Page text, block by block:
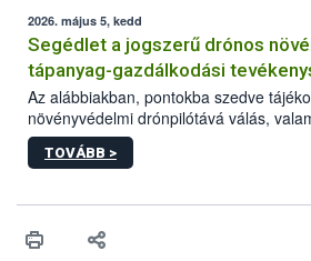
műszaki és hatósági feltételek.
2026. május 5, kedd
Segédlet a jogszerű drónos
tápanyag-gazdálkodási
feltételeiről
Az alábbiakban, pontokba szedve
növényvédelmi drónpilótává válás,
növényvédelmi és tápanyag-
végzésének legfontosabb feltételeiről*.
TOVÁBB >